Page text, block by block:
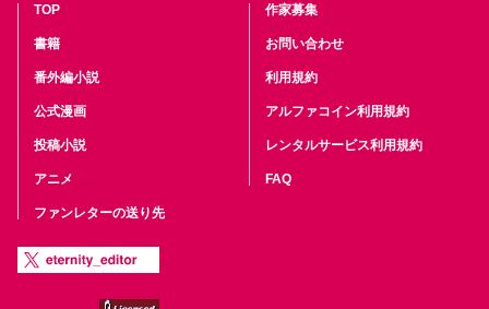
TOP
書籍
番外編小説
公式漫画
投稿小説
アニメ
ファンレターの送り先
作家募集
お問い合わせ
利用規約
アルファコイン利用規約
レンタルサービス利用規約
FAQ